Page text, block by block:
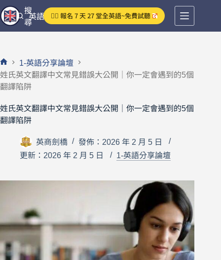
跳
至
主
容
英語分享論壇
搜
尋
👉🏻 報名 7 天 27 堂全英語~免費試聽
首
頁
1-英語分享論壇
姓氏英文翻譯中文常見錯誤大公開｜你一定會遇到的5個
翻譯陷阱
姓氏英文翻譯中文常見錯誤大公開｜你一定會遇到的5個
翻譯陷阱
英商劍橋
發佈：2026 年 2 月 5 日
更新：2026 年 2 月 5 日
1-英語分享論壇